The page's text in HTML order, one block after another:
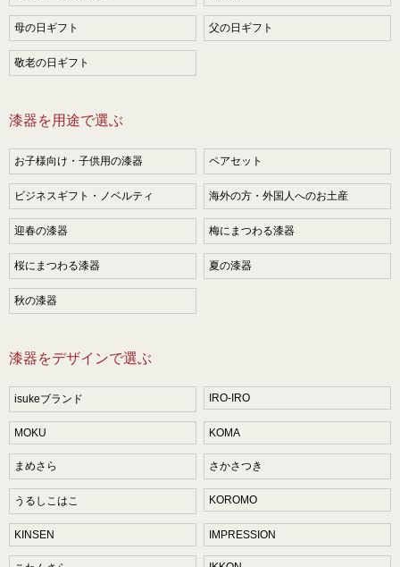
母の日ギフト 父の日ギフト
敬老の日ギフト
漆器を用途で選ぶ
お子様向け・子供用の漆器 ペアセット
ビジネスギフト・ノベルティ 海外の方・外国人へのお土産
迎春の漆器 梅にまつわる漆器
桜にまつわる漆器 夏の漆器
秋の漆器
漆器をデザインで選ぶ
isukeブランド IRO-IRO
MOKU KOMA
まめさら さかさつき
うるしこはこ KOROMO
KINSEN IMPRESSION